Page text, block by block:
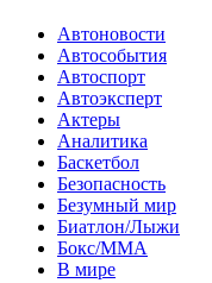
Автоновости
Автособытия
Автоспорт
Автоэксперт
Актеры
Аналитика
Баскетбол
Безопасность
Безумный мир
Биатлон/Лыжи
Бокс/MMA
В мире